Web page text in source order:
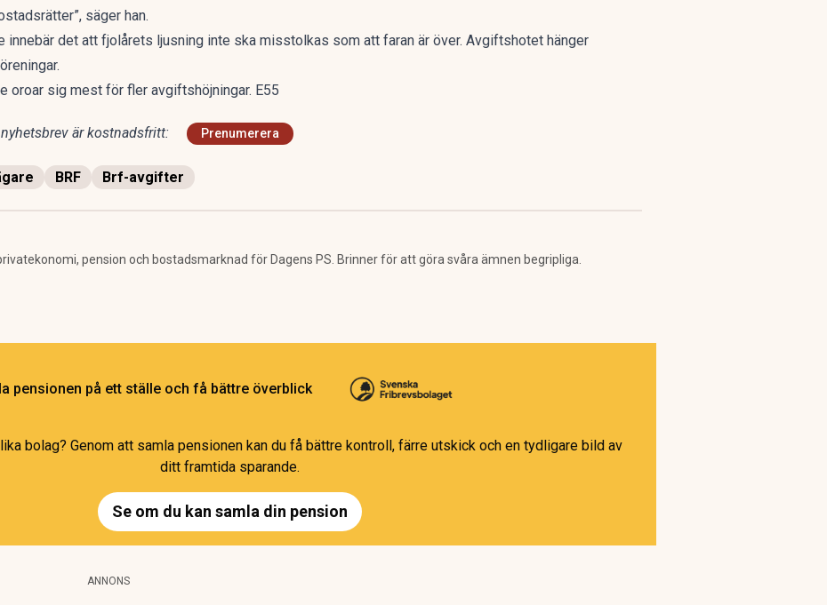
säger han.
innebär det att fjolårets ljusning inte ska misstolkas som att faran är över. Avgiftshotet hänger
oroar sig mest för fler avgiftshöjningar. E55
är kostnadsfritt: Prenumerera
BRF Brf-avgifter
pension och bostadsmarknad för Dagens PS. Brinner för att göra svåra ämnen begripliga.
pensionen på ett ställe och få bättre överblick
bolag? Genom att samla pensionen kan du få bättre kontroll, färre utskick och en tydligare bild av
ditt framtida sparande.
Se om du kan samla din pension
ANNONS